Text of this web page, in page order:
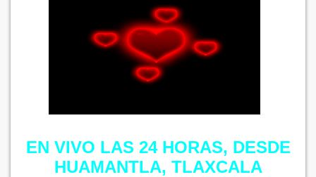
EN VIVO LAS 24 HORAS, DESDE
HUAMANTLA, TLAXCALA